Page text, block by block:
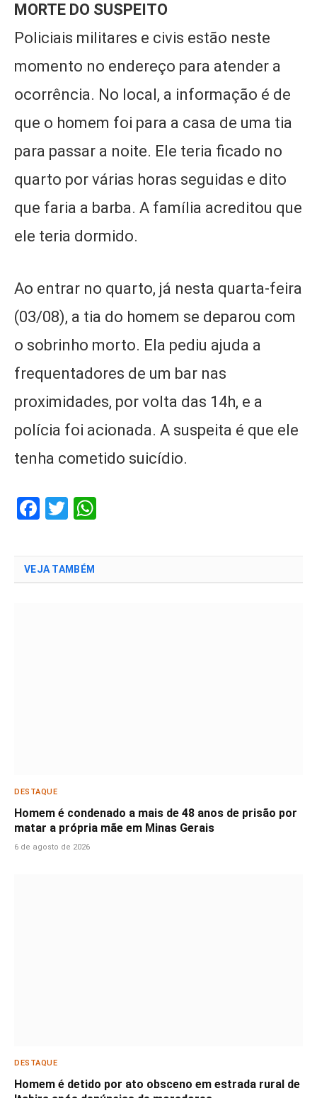
MORTE DO SUSPEITO
Policiais militares e civis estão neste
momento no endereço para atender a
ocorrência. No local, a informação é de
que o homem foi para a casa de uma tia
para passar a noite. Ele teria ficado no
quarto por várias horas seguidas e dito
que faria a barba. A família acreditou que
ele teria dormido.
Ao entrar no quarto, já nesta quarta-feira
(03/08), a tia do homem se deparou com
o sobrinho morto. Ela pediu ajuda a
frequentadores de um bar nas
proximidades, por volta das 14h, e a
polícia foi acionada. A suspeita é que ele
tenha cometido suicídio.
Facebook
Twitter
VEJA TAMBÉM
DESTAQUE
Homem é condenado a mais de 48 anos de prisão por
matar a própria mãe em Minas Gerais
6 de agosto de 2026
DESTAQUE
Homem é detido por ato obsceno em estrada rural de